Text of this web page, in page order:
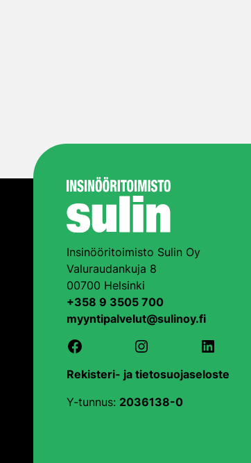
Insinööritoimisto Sulin Oy
Valuraudankuja 8
00700 Helsinki
+358 9 3505 700
myyntipalvelut@sulinoy.fi
Facebook
Instagram LinkedIn
Rekisteri- ja tietosuojaseloste
Y-tunnus: 2036138-0